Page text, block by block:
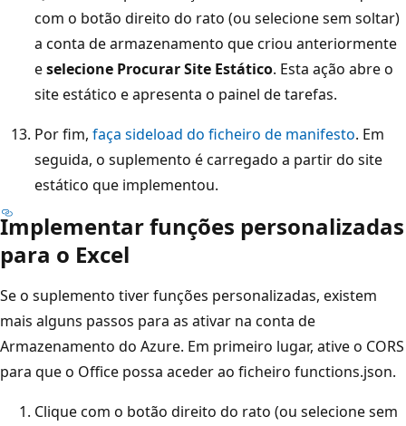
com o botão direito do rato (ou selecione sem soltar)
a conta de armazenamento que criou anteriormente
eselecione Procurar Site Estático. Esta ação abre o
site estático e apresenta o painel de tarefas.
Por fim, faça sideload do ficheiro de manifesto. Em
seguida, o suplemento é carregado a partir do site
estático que implementou.
Implementar funções personalizadas
para o Excel
Se o suplemento tiver funções personalizadas, existem
mais alguns passos para as ativar na conta de
Armazenamento do Azure. Em primeiro lugar, ative o CORS
para que o Office possa aceder ao ficheiro functions.json.
Clique com o botão direito do rato (ou selecione sem